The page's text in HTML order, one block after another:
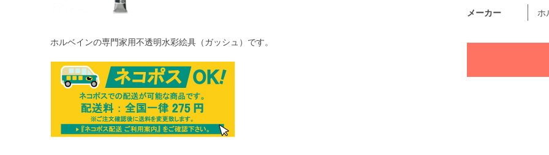
ホルベインの専門家用不透明水彩絵具（ガッシュ）です。
メーカー ホ